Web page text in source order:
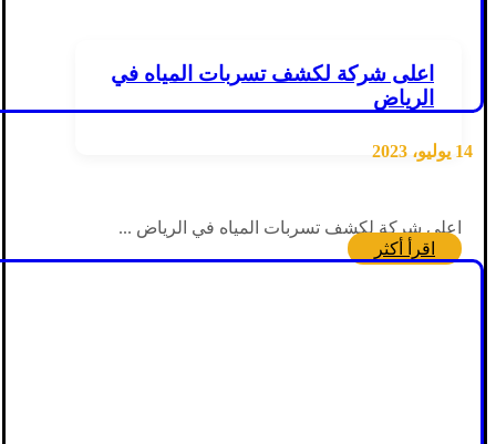
اعلى شركة لكشف تسربات المياه في
الرياض
14 يوليو، 2023
اعلى شركة لكشف تسربات المياه في الرياض ...
اقرأ أكثر